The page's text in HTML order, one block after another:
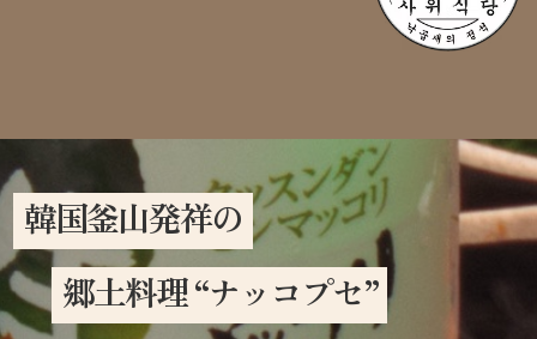
韓国釜山発祥の
郷土料理 “ナッコプセ”